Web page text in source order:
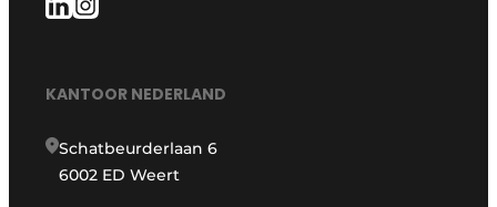
KANTOOR NEDERLAND
Schatbeurderlaan 6
6002 ED Weert